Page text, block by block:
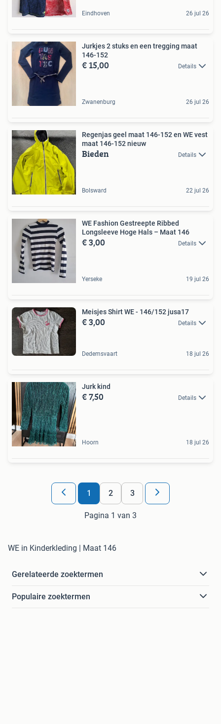
Eindhoven 26 jul 26
Jurkjes 2 stuks en een tregging maat
146-152
€ 15,00 Details
Zwanenburg 26 jul 26
Regenjas geel maat 146-152 en WE vest
maat 146-152 nieuw
Bieden Details
Bolsward 22 jul 26
WE Fashion Gestreepte Ribbed
Longsleeve Hoge Hals – Maat 146
€ 3,00 Details
Yerseke 19 jul 26
Meisjes Shirt WE - 146/152 jusa17
€ 3,00 Details
Dedemsvaart 18 jul 26
Jurk kind
€ 7,50 Details
Hoorn 18 jul 26
1 2 3
Pagina 1 van 3
WE in Kinderkleding | Maat 146
Gerelateerde zoektermen
Populaire zoektermen